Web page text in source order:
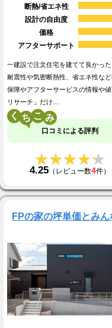
断熱/省エネ性
設計の自由度
価格
アフターサポート
一建設で注文住宅を建てて良かっ
耐震性や気密断熱性、省エネ性な
保障やアフターサービスの情報や
リサーチ」だけ…
く こ
口コミによる評判
★★★★★
★★★★★
4.25 （レビュー数4件）
FPの家の坪単価とみ